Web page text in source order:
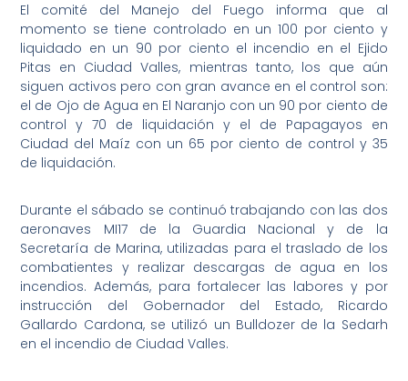
El comité del Manejo del Fuego informa que al
momento se tiene controlado en un 100 por ciento y
liquidado en un 90 por ciento el incendio en el Ejido
Pitas en Ciudad Valles, mientras tanto, los que aún
siguen activos pero con gran avance en el control son:
el de Ojo de Agua en El Naranjo con un 90 por ciento de
control y 70 de liquidación y el de Papagayos en
Ciudad del Maíz con un 65 por ciento de control y 35
de liquidación.
Durante el sábado se continuó trabajando con las dos
aeronaves MI17 de la Guardia Nacional y de la
Secretaría de Marina, utilizadas para el traslado de los
combatientes y realizar descargas de agua en los
incendios. Además, para fortalecer las labores y por
instrucción del Gobernador del Estado, Ricardo
Gallardo Cardona, se utilizó un Bulldozer de la Sedarh
en el incendio de Ciudad Valles.